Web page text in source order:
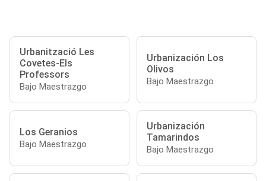
Urbanització Les
Covetes-Els
Professors
Bajo Maestrazgo
Urbanización Los
Olivos
Bajo Maestrazgo
Los Geranios
Bajo Maestrazgo
Urbanización
Tamarindos
Bajo Maestrazgo